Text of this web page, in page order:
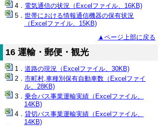
電気通信の状況（Excelファイル、16KB)
世帯における情報通信機器の保有状況
（Excelファイル、15KB)
▲ページ上部に戻る
16 運輸・郵便・観光
道路の現況（Excelファイル、30KB)
市町村,車種別保有自動車数（Excelファイ
ル、28KB)
乗合バス事業運輸実績（Excelファイル、
14KB)
貸切バス事業運輸実績（Excelファイル、
14KB)